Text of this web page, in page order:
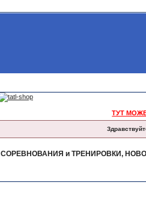
ТУТ
СОРЕВНОВАНИЯ и ТРЕНИРОВКИ,